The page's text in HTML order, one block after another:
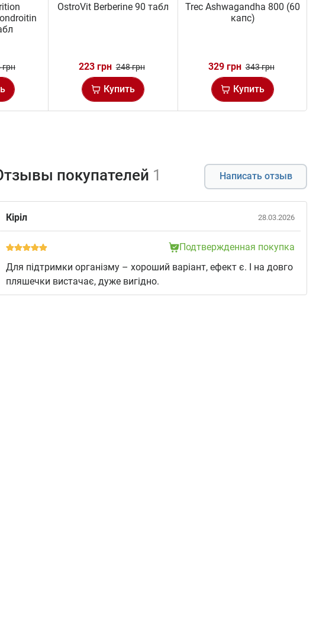
грн
OstroVit Berberine 90 табл
223 грн 248 грн
Купить
Trec Ashwagandha 800 (60
капс)
329 грн 343 грн
Купить
покупателей 1 Написать отзыв
Кіріл 28.03.2026
Подтвержденная покупка
Для підтримки організму – хороший варіант, ефект є. І на довго
пляшечки вистачає, дуже вигідно.